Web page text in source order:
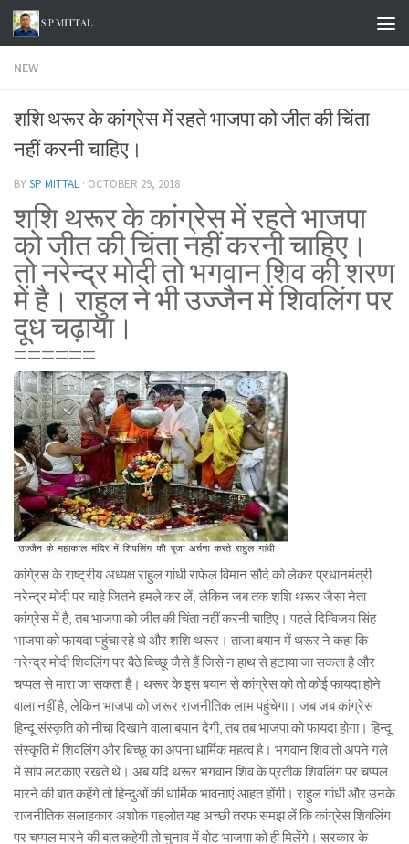
Skip to content
NEW
शशि थरूर के कांग्रेस में रहते भाजपा को जीत की चिंता
नहीं करनी चाहिए।
BYSP MITTAL · OCTOBER 29, 2018
शशि थरूर के कांग्रेस में रहते भाजपा
को जीत की चिंता नहीं करनी चाहिए।
तो नरेन्द्र मोदी तो भगवान शिव की शरण
में है। राहुल ने भी उज्जैन में शिवलिंग पर
दूध चढ़ाया।
======
कांगे्रस के राष्ट्रीय अध्यक्ष राहुल गांधी राफेल विमान सौदे को लेकर प्रधानमंत्री
नरेन्द्र मोदी पर चाहे जितने हमले कर लें, लेकिन जब तक शशि थरूर जैसा नेता
कांग्रेस में है, तब भाजपा को जीत की चिंता नहीं करनी चाहिए। पहले दिग्विजय सिंह
भाजपा को फायदा पहुंचा रहे थे और शशि थरूर। ताजा बयान में थरूर ने कहा कि
नरेन्द्र मोदी शिवलिंग पर बैठे बिच्छू जैसे हैं जिसे न हाथ से हटाया जा सकता है और
चप्पल से मारा जा सकता है। थरूर के इस बयान से कांग्रेस को तो कोई फायदा होने
वाला नहीं है, लेकिन भाजपा को जरूर राजनीतिक लाभ पहुंचेगा। जब जब कांग्रेस
हिन्दू संस्कृति को नीचा दिखाने वाला बयान देगी, तब तब भाजपा को फायदा होगा। हिन्दू
संस्कृति में शिवलिंग और बिच्छू का अपना धार्मिक महत्व है। भगवान शिव तो अपने गले
में सांप लटकाए रखते थे। अब यदि थरूर भगवान शिव के प्रतीक शिवलिंग पर चप्पल
मारने की बात कहेंगे तो हिन्दुओं की धार्मिक भावनाएं आहत होंगी। राहुल गांधी और उनके
राजनीतिक सलाहकार अशोक गहलोत यह अच्छी तरफ समझ लें कि कांग्रेस शिवलिंग
पर चप्पल मारने की बात कहेगी तो चुनाव में वोट भाजपा को ही मिलेंगे। सरकार के